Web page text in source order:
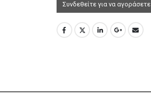
Συνδεθείτε για να αγοράσετε